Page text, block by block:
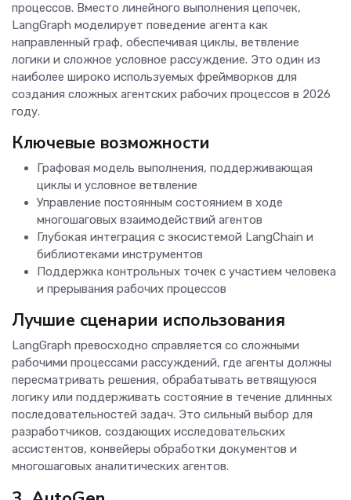
процессов. Вместо линейного выполнения цепочек,
LangGraph моделирует поведение агента как
направленный граф, обеспечивая циклы, ветвление
логики и сложное условное рассуждение. Это один из
наиболее широко используемых фреймворков для
создания сложных агентских рабочих процессов в 2026
году.
Ключевые возможности
Графовая модель выполнения, поддерживающая
циклы и условное ветвление
Управление постоянным состоянием в ходе
многошаговых взаимодействий агентов
Глубокая интеграция с экосистемой LangChain и
библиотеками инструментов
Поддержка контрольных точек с участием человека
и прерывания рабочих процессов
Лучшие сценарии использования
LangGraph превосходно справляется со сложными
рабочими процессами рассуждений, где агенты должны
пересматривать решения, обрабатывать ветвящуюся
логику или поддерживать состояние в течение длинных
последовательностей задач. Это сильный выбор для
разработчиков, создающих исследовательских
ассистентов, конвейеры обработки документов и
многошаговых аналитических агентов.